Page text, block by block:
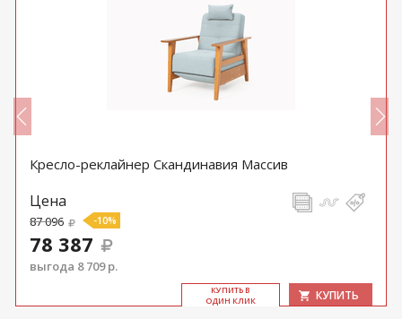
Кресло-реклайнер Скандинавия Массив
Цена
87 096 -10%
78 387
выгода 8 709 р.
КУ­ПИТЬ В
ОДИН КЛИК
КУПИТЬ